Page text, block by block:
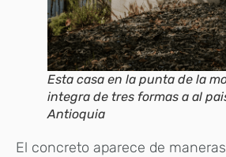
Esta casa en la punta de la
integra de tres formas a al
Antioquia
El concreto aparece de